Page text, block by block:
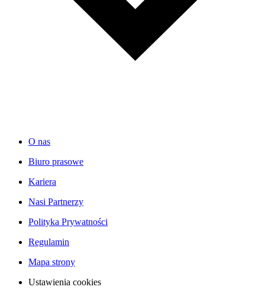
O nas
Biuro prasowe
Kariera
Nasi Partnerzy
Polityka Prywatności
Regulamin
Mapa strony
Ustawienia cookies